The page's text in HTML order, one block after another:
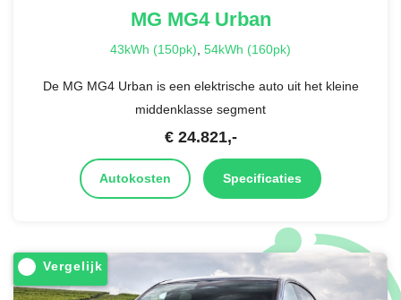
MG MG4 Urban
43kWh (150pk), 54kWh (160pk)
De MG MG4 Urban is een elektrische auto uit het kleine
middenklasse segment
€ 24.821,-
Autokosten Specificaties
Vergelijk